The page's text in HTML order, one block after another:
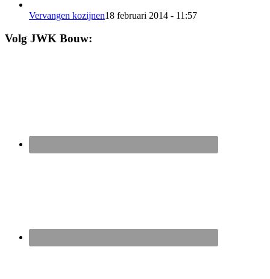
Vervangen kozijnen18 februari 2014 - 11:57
Volg JWK Bouw: